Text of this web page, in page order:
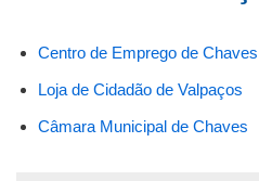
Centro de Emprego de Chaves
Loja de Cidadão de Valpaços
Câmara Municipal de Chaves